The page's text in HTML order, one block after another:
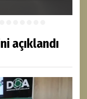
açıklandı